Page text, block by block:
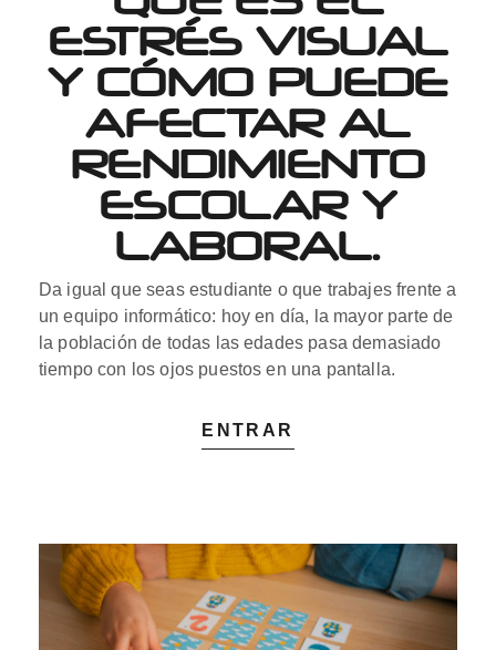
ESTRÉS VISUAL
Y CÓMO PUEDE
AFECTAR AL
RENDIMIENTO
ESCOLAR Y
LABORAL.
Da igual que seas estudiante o que trabajes frente a
un equipo informático: hoy en día, la mayor parte de
la población de todas las edades pasa demasiado
tiempo con los ojos puestos en una pantalla.
ENTRAR